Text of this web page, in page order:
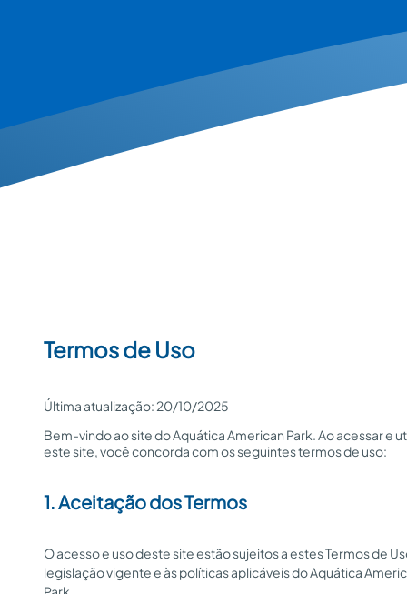
Termos de Uso
Última atualização: 20/10/2025
Bem-vindo ao site do Aquática American Park. Ao acessar e
este site, você concorda com os seguintes termos de uso:
1. Aceitação dos Termos
O acesso e uso deste site estão sujeitos a estes Termos de
legislação vigente e às políticas aplicáveis do Aquática